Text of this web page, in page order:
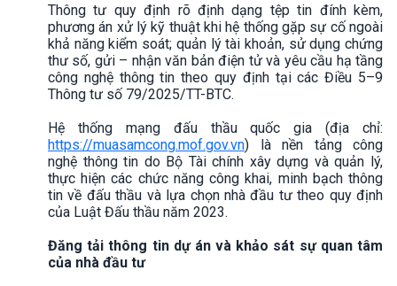
Thông tư quy định rõ định dạng tệp tin đính kèm,
phương án xử lý kỹ thuật khi hệ thống gặp sự cố ngoài
khả năng kiểm soát; quản lý tài khoản, sử dụng chứng
thư số, gửi – nhận văn bản điện tử và yêu cầu hạ tầng
công nghệ thông tin theo quy định tại các Điều 5–9
Thông tư số 79/2025/TT-BTC.
Hệ thống mạng đấu thầu quốc gia (địa chỉ:
https://muasamcong.mof.gov.vn) là nền tảng công
nghệ thông tin do Bộ Tài chính xây dựng và quản lý,
thực hiện các chức năng công khai, minh bạch thông
tin về đấu thầu và lựa chọn nhà đầu tư theo quy định
của Luật Đấu thầu năm 2023.
Đăng tải thông tin dự án và khảo sát sự quan tâm
của nhà đầu tư